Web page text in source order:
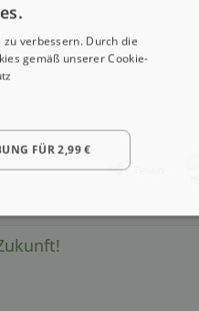
verbessern. Durch die
gemäß unserer Cookie-
FÜR 2,99 €